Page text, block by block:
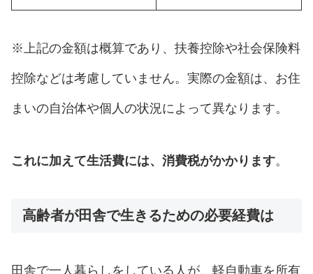
※上記の金額は概算であり、扶養控除や社会保険料
控除などは考慮していません。実際の金額は、お住
まいの自治体や個人の状況によって異なります。
これに加えて生活費には、消費税がかかります。
高齢者が田舎で生きるための必要経費は
田舎で一人暮らしをしている人が、軽自動車を所有